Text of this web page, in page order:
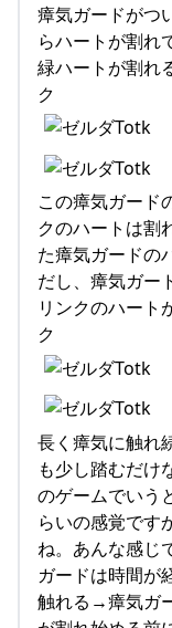
瘴気ガードがつ
らハートが割れ
緑ハートが割れ
ク
この瘴気ガード
クのハートは割
た瘴気ガードの
だし、瘴気ガー
リンクのハート
ク
長く瘴気に触れ
も少し踏むだけ
のゲームでいう
らいの感覚です
ね。あんな感じ
ガードは時間が
触れる→瘴気ガ